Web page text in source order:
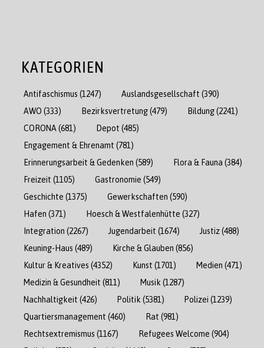
KATEGORIEN
Antifaschismus (1247) Auslandsgesellschaft (390)
AWO (333) Bezirksvertretung(479) Bildung(2241)
CORONA (681) Depot (485)
Engagement & Ehrenamt (781)
Erinnerungsarbeit & Gedenken (589) Flora & Fauna (384)
Freizeit (1105) Gastronomie (549)
Geschichte (1375) Gewerkschaften (590)
Hafen (371) Hoesch & Westfalenhütte (327)
Integration (2267) Jugendarbeit (1674) Justiz(488)
Keuning-Haus (489) Kirche & Glauben (856)
Kultur & Kreatives (4352) Kunst (1701) Medien (471)
Medizin & Gesundheit (811) Musik (1287)
Nachhaltigkeit (426) Politik (5381) Polizei (1239)
Quartiersmanagement (460) Rat (981)
Rechtsextremismus (1167) Refugees Welcome (904)